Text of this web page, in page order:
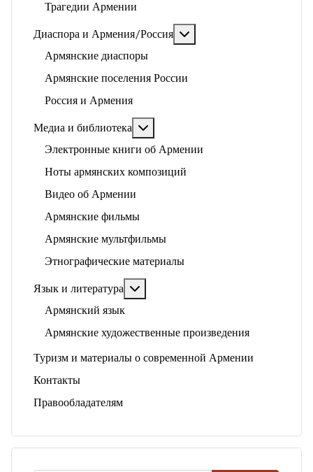
Трагедии Армении
Диаспора и Армения/Россия
Армянские диаспоры
Армянские поселения России
Россия и Армения
Медиа и библиотека
Электронные книги об Армении
Ноты армянских композиций
Видео об Армении
Армянские фильмы
Армянские мультфильмы
Этнографические материалы
Язык и литература
Армянский язык
Армянские художественные произведения
Туризм и материалы о современной Армении
Контакты
Правообладателям